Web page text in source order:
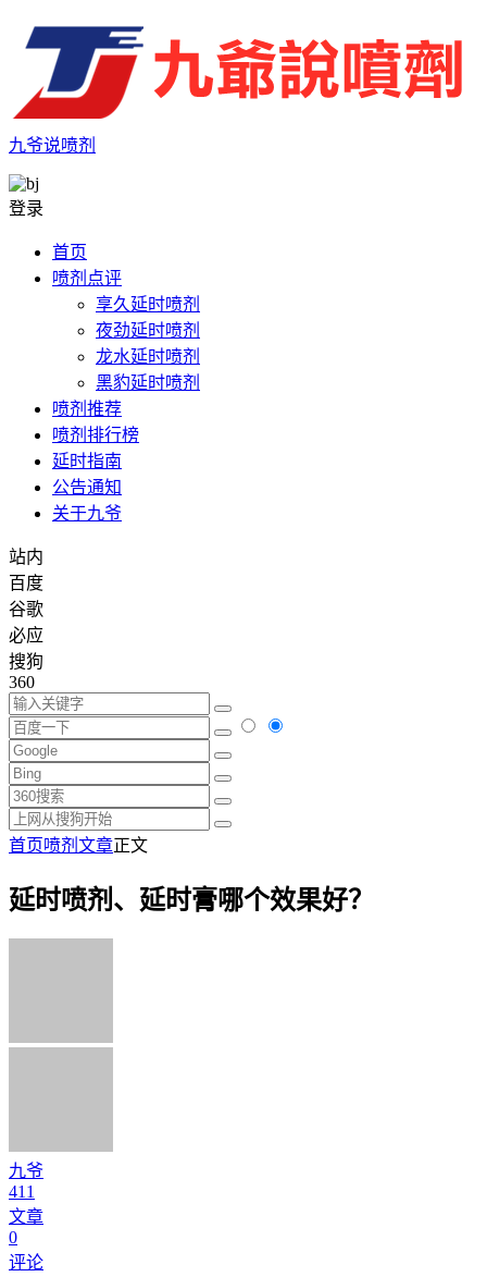
九爷说喷剂
登录
首页
喷剂点评
享久延时喷剂
夜劲延时喷剂
龙水延时喷剂
黑豹延时喷剂
喷剂推荐
喷剂排行榜
延时指南
公告通知
关于九爷
站内
百度
谷歌
必应
搜狗
360
首页喷剂文章正文
延时喷剂、延时膏哪个效果好？
九爷
411
文章
0
评论